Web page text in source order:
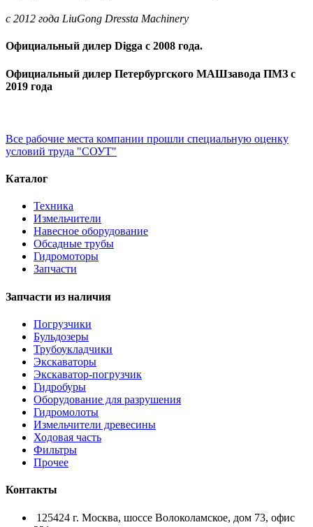
c 2012 года LiuGong Dressta Machinery
Официальный дилер Digga с 2008 года.
Официальный дилер Петербургского МАШзавода ПМЗ с
2019 года
Все рабочие места компании прошли специальную оценку
условий труда "СОУТ"
Каталог
Техника
Измельчители
Навесное оборудование
Обсадные трубы
Гидромоторы
Запчасти
Запчасти из наличия
Погрузчики
Бульдозеры
Трубоукладчики
Экскаваторы
Экскаватор-погрузчик
Гидробуры
Оборудование для разрушения
Гидромолоты
Измельчители древесины
Ходовая часть
Фильтры
Прочее
Контакты
125424 г. Москва, шоссе Волоколамское, дом 73, офис